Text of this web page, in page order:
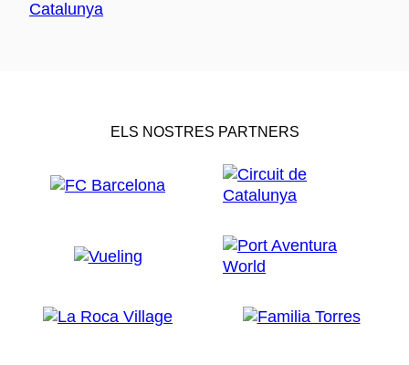
ELS NOSTRES PARTNERS